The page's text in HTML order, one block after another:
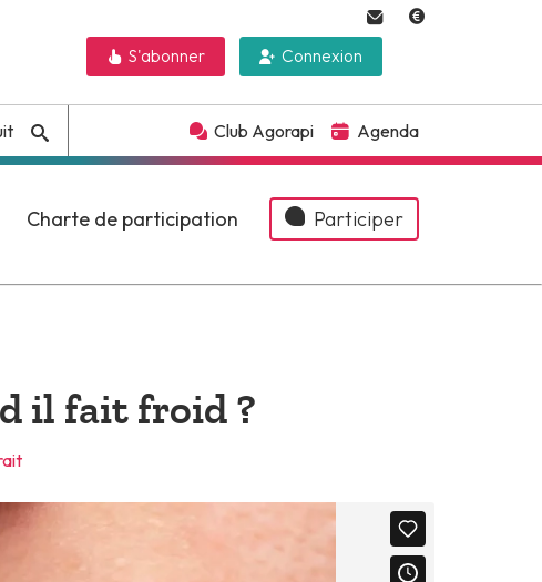
Connexion
S'abonner
Club Agorapi Agenda
Charte de participation Participer
il fait froid ?